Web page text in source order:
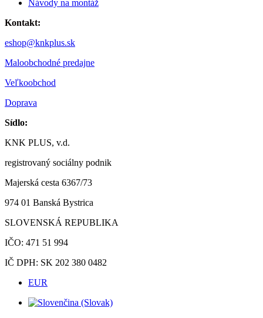
Návody na montáž
Kontakt:
eshop@knkplus.sk
Maloobchodné predajne
Veľkoobchod
Doprava
Sídlo:
KNK PLUS, v.d.
registrovaný sociálny podnik
Majerská cesta 6367/73
974 01 Banská Bystrica
SLOVENSKÁ REPUBLIKA
IČO: 471 51 994
IČ DPH: SK 202 380 0482
EUR